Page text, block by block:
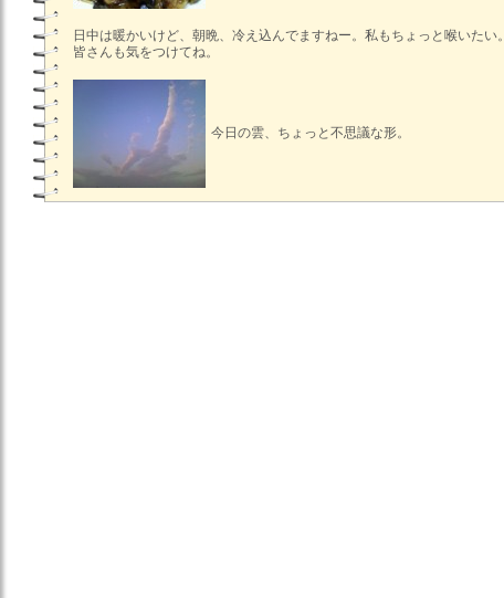
日中は暖かいけど、朝晩、冷え込んでますねー。私もちょっと喉いたい。
皆さんも気をつけてね。
今日の雲、ちょっと不思議な形。